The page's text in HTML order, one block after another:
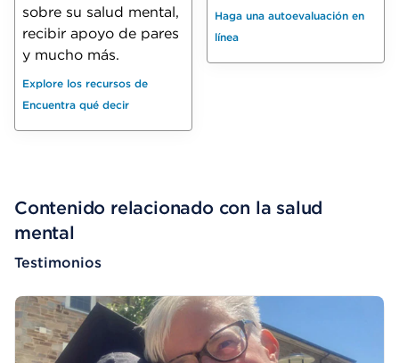
sobre su salud mental,
recibir apoyo de pares
y mucho más.
Explore los recursos de
Encuentra qué decir
Haga una autoevaluación en
línea
Contenido relacionado con la salud
mental
Testimonios